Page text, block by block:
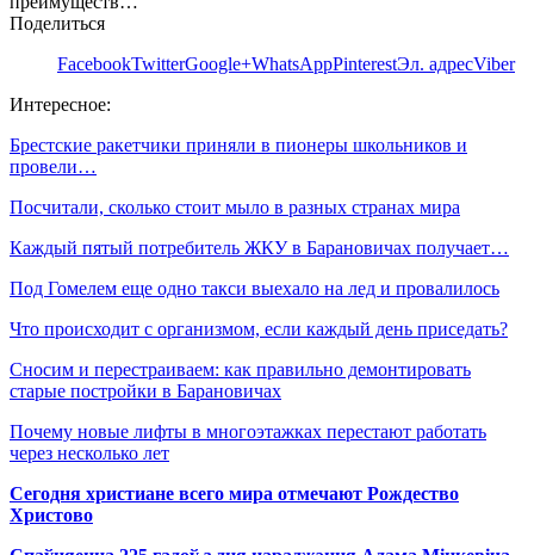
Поделиться
FacebookTwitterGoogle+WhatsAppPinterestЭл. адресViber
Интересное:
Брестские ракетчики приняли в пионеры школьников и
провели…
Посчитали, сколько стоит мыло в разных странах мира
Каждый пятый потребитель ЖКУ в Барановичах получает…
Под Гомелем еще одно такси выехало на лед и провалилось
Что происходит с организмом, если каждый день приседать?
Сносим и перестраиваем: как правильно демонтировать
старые постройки в Барановичах
Почему новые лифты в многоэтажках перестают работать
через несколько лет
Сегодня христиане всего мира отмечают Рождество
Христово